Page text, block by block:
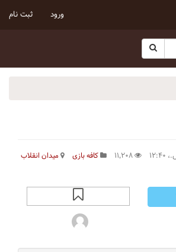
ورود ثبت نام
کافه بازی میدان انقلاب